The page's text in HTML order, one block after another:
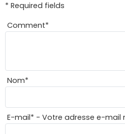
* Required fields
Comment*
Nom*
E-mail* - Votre adresse e-mail